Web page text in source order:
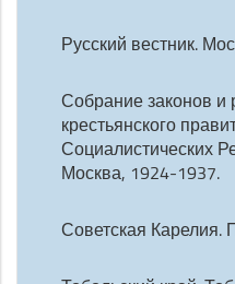
Русский вестник.
Собрание законов
крестьянского
Социалистических
Москва, 1924-1937.
Советская Карелия.